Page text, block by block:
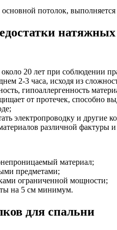
потолок,
натяжных
20 лет при соблюдении
2-3 часа, исходя из
гипоаллергенность
от протечек, способно
электропроводку и другие
различной фактуры
материал;
предметами;
ограниченной мощности;
на 5 см минимум.
для спальни